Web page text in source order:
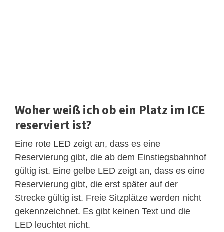
Woher weiß ich ob ein Platz im ICE
reserviert ist?
Eine rote LED zeigt an, dass es eine
Reservierung gibt, die ab dem Einstiegsbahnhof
gültig ist. Eine gelbe LED zeigt an, dass es eine
Reservierung gibt, die erst später auf der
Strecke gültig ist. Freie Sitzplätze werden nicht
gekennzeichnet. Es gibt keinen Text und die
LED leuchtet nicht.